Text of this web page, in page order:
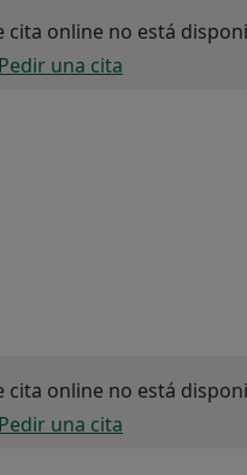
cita online no está
Pedir una cita
cita online no está
Pedir una cita